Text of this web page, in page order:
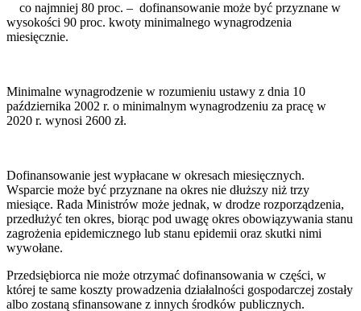
co najmniej 80 proc. – dofinansowanie może być przyznane w
wysokości 90 proc. kwoty minimalnego wynagrodzenia
miesięcznie.
Minimalne wynagrodzenie w rozumieniu ustawy z dnia 10
października 2002 r. o minimalnym wynagrodzeniu za pracę w
2020 r. wynosi 2600 zł.
Dofinansowanie jest wypłacane w okresach miesięcznych.
Wsparcie może być przyznane na okres nie dłuższy niż trzy
miesiące. Rada Ministrów może jednak, w drodze rozporządzenia,
przedłużyć ten okres, biorąc pod uwagę okres obowiązywania stanu
zagrożenia epidemicznego lub stanu epidemii oraz skutki nimi
wywołane.
Przedsiębiorca nie może otrzymać dofinansowania w części, w
której te same koszty prowadzenia działalności gospodarczej zostały
albo zostaną sfinansowane z innych środków publicznych.